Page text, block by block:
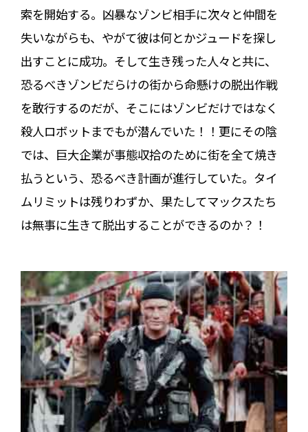
索を開始する。凶暴なゾンビ相手に次々と仲間を
失いながらも、やがて彼は何とかジュードを探し
出すことに成功。そして生き残った人々と共に、
恐るべきゾンビだらけの街から命懸けの脱出作戦
を敢行するのだが、そこにはゾンビだけではなく
殺人ロボットまでもが潜んでいた！！更にその陰
では、巨大企業が事態収拾のために街を全て焼き
払うという、恐るべき計画が進行していた。タイ
ムリミットは残りわずか、果たしてマックスたち
は無事に生きて脱出することができるのか？！